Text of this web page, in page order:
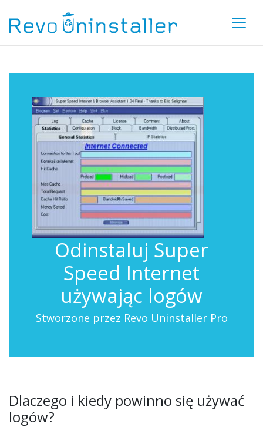
Odinstaluj Super
Speed Internet
używając logów
Stworzone przez Revo Uninstaller Pro
Dlaczego i kiedy powinno się używać
logów?